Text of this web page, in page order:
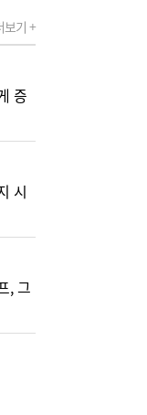
율
보기 +
증
시
, 그